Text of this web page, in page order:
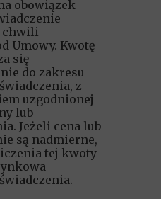
obowiązek
chwili
Umowy. Kwotę
się
do zakresu
z
uzgodnionej
lub
Jeżeli cena lub
są nadmierne,
tej kwoty